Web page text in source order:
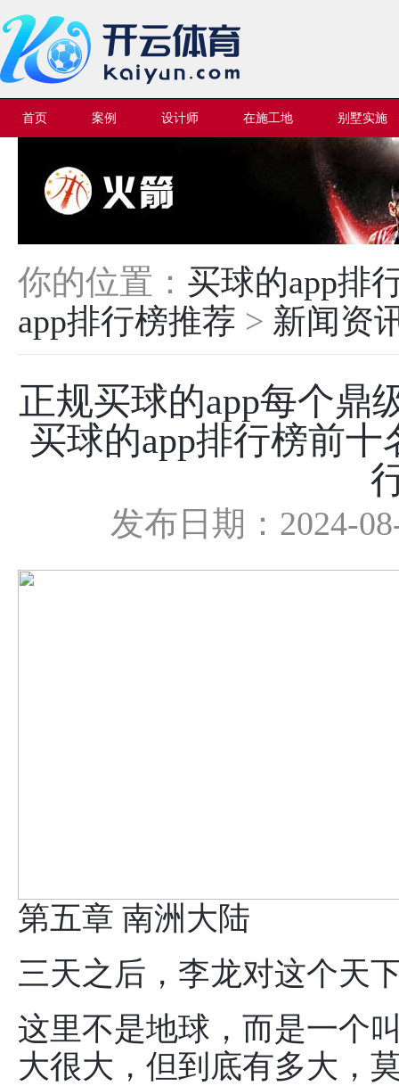
首页 案例 设计师 在施工地 别墅实施
你的位置： 买球的app排
app排行榜推荐 > 新闻资
正规买球的app每个鼎
买球的app排行榜前
发布日期：2024-
第五章 南洲大陆
三天之后，李龙对这个天
这里不是地球，而是一个
大很大，但到底有多大，